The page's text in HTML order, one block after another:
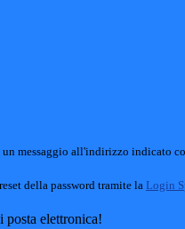
messaggio all'indirizzo indicato
della password tramite la Login
posta elettronica!